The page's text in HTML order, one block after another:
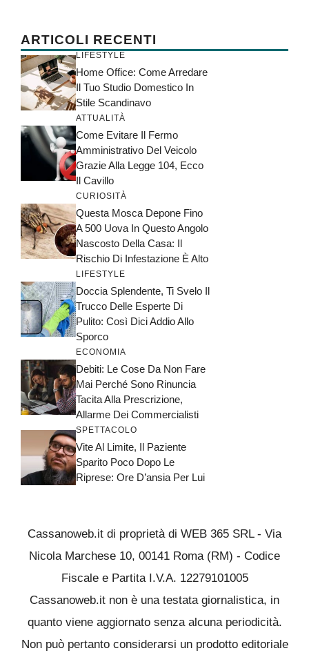
ARTICOLI RECENTI
LIFESTYLE
Home Office: Come Arredare
Il Tuo Studio Domestico In
Stile Scandinavo
ATTUALITÀ
Come Evitare Il Fermo
Amministrativo Del Veicolo
Grazie Alla Legge 104, Ecco
Il Cavillo
CURIOSITÀ
Questa Mosca Depone Fino
A 500 Uova In Questo Angolo
Nascosto Della Casa: Il
Rischio Di Infestazione È Alto
LIFESTYLE
Doccia Splendente, Ti Svelo Il
Trucco Delle Esperte Di
Pulito: Così Dici Addio Allo
Sporco
ECONOMIA
Debiti: Le Cose Da Non Fare
Mai Perché Sono Rinuncia
Tacita Alla Prescrizione,
Allarme Dei Commercialisti
SPETTACOLO
Vite Al Limite, Il Paziente
Sparito Poco Dopo Le
Riprese: Ore D’ansia Per Lui
Cassanoweb.it di proprietà di WEB 365 SRL - Via
Nicola Marchese 10, 00141 Roma (RM) - Codice
Fiscale e Partita I.V.A. 12279101005
Cassanoweb.it non è una testata giornalistica, in
quanto viene aggiornato senza alcuna periodicità.
Non può pertanto considerarsi un prodotto editoriale